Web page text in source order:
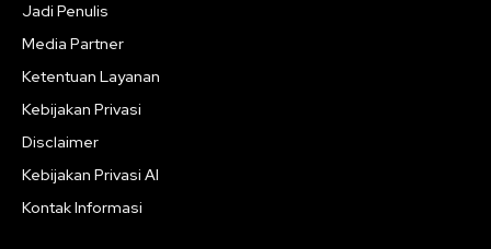
Jadi Penulis
Media Partner
Ketentuan Layanan
Kebijakan Privasi
Disclaimer
Kebijakan Privasi AI
Kontak Informasi